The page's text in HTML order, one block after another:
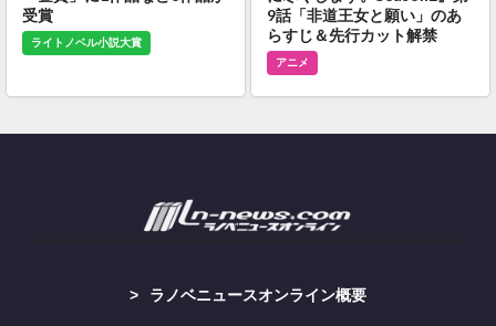
受賞
ライトノベル小説大賞
9話「非道王女と願い」のあ
らすじ＆先行カット解禁
アニメ
ラノベニュースオンライン概要